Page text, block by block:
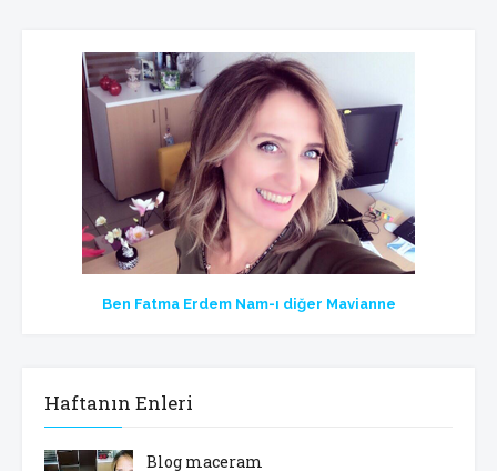
Ben Fatma Erdem Nam-ı diğer Mavianne
Haftanın Enleri
Blog maceram